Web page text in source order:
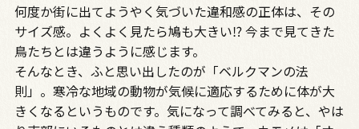
何度か街に出てようやく気づいた違和感の正体は、その
サイズ感。よくよく見たら鳩も大きい⁉ 今まで見てきた
鳥たちとは違うように感じます。
そんなとき、ふと思い出したのが「ベルクマンの法
則」。寒冷な地域の動物が気候に適応するために体が大
きくなるというものです。気になって調べてみると、やは